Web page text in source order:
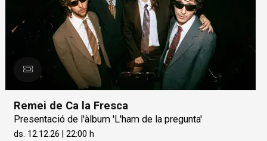
Remei de Ca la Fresca
Presentació de l'àlbum 'L'ham de la pregunta'
ds. 12.12.26 |22:00 h